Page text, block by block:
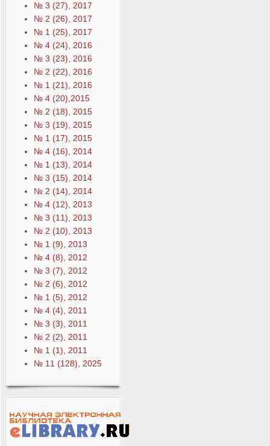
№ 3 (27), 2017
№ 2 (26), 2017
№ 1 (25), 2017
№ 4 (24), 2016
№ 3 (23), 2016
№ 2 (22), 2016
№ 1 (21), 2016
№ 4 (20),2015
№ 2 (18), 2015
№ 3 (19), 2015
№ 1 (17), 2015
№ 4 (16), 2014
№ 1 (13), 2014
№ 3 (15), 2014
№ 2 (14), 2014
№ 4 (12), 2013
№ 3 (11), 2013
№ 2 (10), 2013
№ 1 (9), 2013
№ 4 (8), 2012
№ 3 (7), 2012
№ 2 (6), 2012
№ 1 (5), 2012
№ 4 (4), 2011
№ 3 (3), 2011
№ 2 (2), 2011
№ 1 (1), 2011
№ 11 (128), 2025